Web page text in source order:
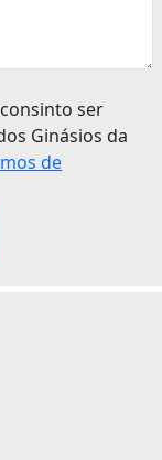
ser
Ginásios da
de